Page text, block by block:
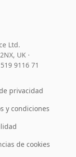
Ltd.
UK ·
519 9116 71
privacidad
y condiciones
de cookies